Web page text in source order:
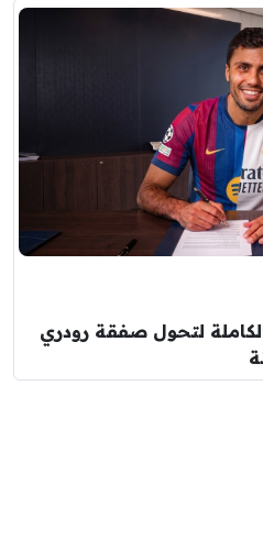
لتحول صفقة رودري